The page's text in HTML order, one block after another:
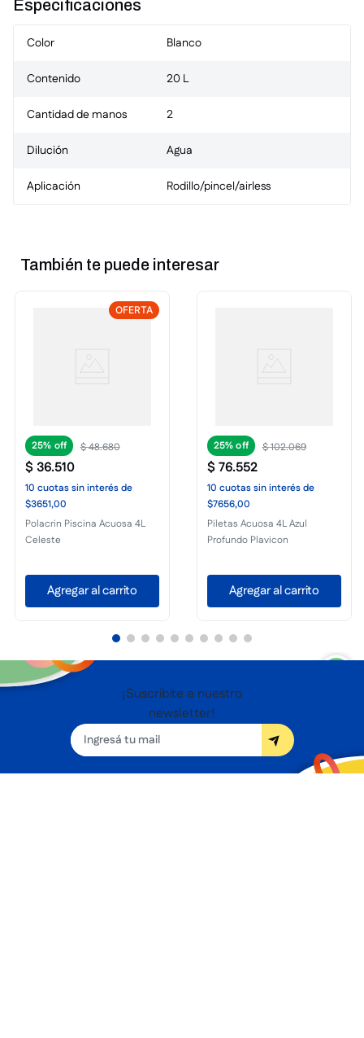
Especificaciones
Color Blanco
Contenido 20 L
Cantidad de manos 2
Dilución Agua
Aplicación Rodillo/pincel/airless
También te puede interesar
OFERTA
25% $48.680
$36.510
10 cuotassin interésde
$3651,00
Polacrin Piscina Acuosa 4L
Celeste
Agregar al carrito
25% $102.069
$76.552
10 cuotassin interésde
$7656,00
Piletas Acuosa 4L Azul
Profundo Plavicon
Agregar al carrito
¡Suscribite a nuestro
newsletter!